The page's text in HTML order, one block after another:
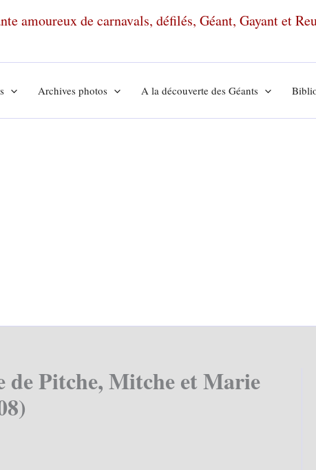
amoureux de carnavals, défilés, Géant, Gayant et
Archives photos A la découverte des Géants
Pitche, Mitche et Marie